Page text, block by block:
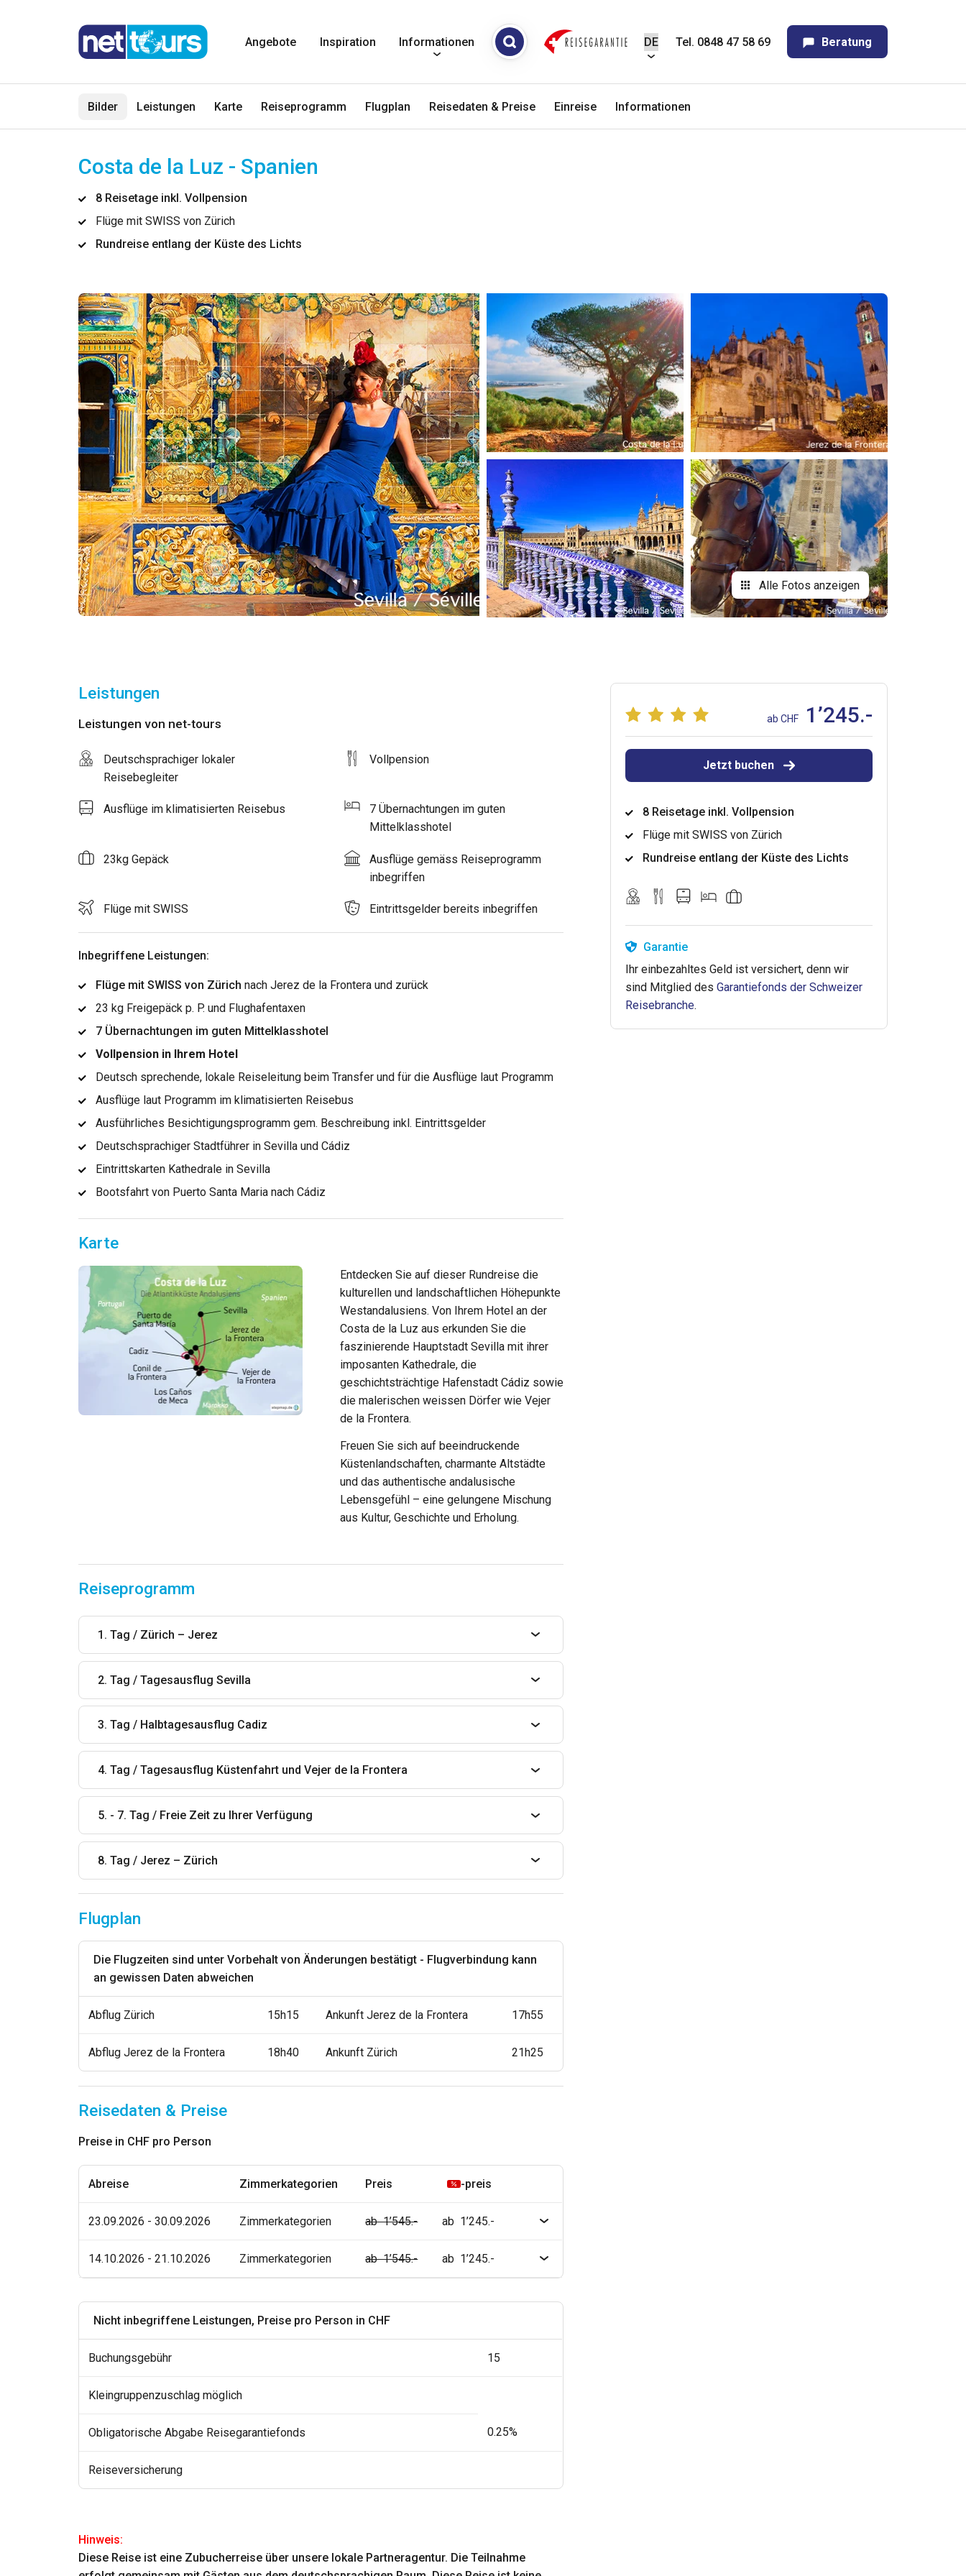
Angebote Inspiration Informationen Tel. 0848 47 58 69 Beratung
Bilder Leistungen Karte Reiseprogramm Flugplan Reisedaten & Preise Einreise Informationen
Costa de la Luz - Spanien
8 Reisetage inkl. Vollpension
Flüge mit SWISS von Zürich
Rundreise entlang der Küste des Lichts
Alle Fotos anzeigen
Leistungen
Leistungen von net-tours
Deutschsprachiger lokaler
Reisebegleiter
Vollpension
Ausflüge im klimatisierten Reisebus
7 Übernachtungen im guten
Mittelklasshotel
23kg Gepäck
Ausflüge gemäss Reiseprogramm
inbegriffen
Flüge mit SWISS Eintrittsgelder bereits inbegriffen
Inbegriffene Leistungen:
Flüge mit SWISS von Zürich nach Jerez de la Frontera und zurück
23 kg Freigepäck p. P. und Flughafentaxen
7 Übernachtungen im guten Mittelklasshotel
Vollpension in Ihrem Hotel
Deutsch sprechende, lokale Reiseleitung beim Transfer und für die Ausflüge laut Programm
Ausflüge laut Programm im klimatisierten Reisebus
Ausführliches Besichtigungsprogramm gem. Beschreibung inkl. Eintrittsgelder
Deutschsprachiger Stadtführer in Sevilla und Cádiz
Eintrittskarten Kathedrale in Sevilla
Bootsfahrt von Puerto Santa Maria nach Cádiz
Karte
Entdecken Sie auf dieser Rundreise die
kulturellen und landschaftlichen Höhepunkte
Westandalusiens. Von Ihrem Hotel an der
Costa de la Luz aus erkunden Sie die
faszinierende Hauptstadt Sevillamit ihrer
imposanten Kathedrale, die
geschichtsträchtige Hafenstadt Cádiz sowie
die malerischen weissen Dörfer wie Vejer
de la Frontera.
Freuen Sie sich auf beeindruckende
Küstenlandschaften, charmante Altstädte
und das authentische andalusische
Lebensgefühl – eine gelungene Mischung
aus Kultur, Geschichte und Erholung.
Reiseprogramm
1. Tag / Zürich – Jerez
2. Tag / Tagesausflug Sevilla
3. Tag / Halbtagesausflug Cadiz
4. Tag / Tagesausflug Küstenfahrt und Vejer de la Frontera
5. - 7. Tag / Freie Zeit zu Ihrer Verfügung
8. Tag / Jerez – Zürich
Flugplan
Die Flugzeiten sind unter Vorbehalt von Änderungen bestätigt - Flugverbindung kann
an gewissen Daten abweichen
Abflug Zürich 15h15 Ankunft Jerez de la Frontera 17h55
Abflug Jerez de la Frontera 18h40 Ankunft Zürich 21h25
Reisedaten & Preise
Preise in CHF pro Person
Abreise Zimmerkategorien Preis -preis
23.09.2026 - 30.09.2026 Zimmerkategorien ab 1’545.- ab 1’245.-
14.10.2026 - 21.10.2026 Zimmerkategorien ab 1’545.- ab 1’245.-
Nicht inbegriffene Leistungen, Preise pro Person in CHF
Buchungsgebühr 15
Kleingruppenzuschlag möglich
Obligatorische Abgabe Reisegarantiefonds 0.25%
Reiseversicherung
Hinweis:
Diese Reise ist eine Zubucherreise über unsere lokale Partneragentur. Die Teilnahme
ab CHF 1’245.-
Jetzt buchen
8 Reisetage inkl. Vollpension
Flüge mit SWISS von Zürich
Rundreise entlang der Küste des Lichts
Garantie
Ihr einbezahltes Geld ist versichert, denn wir
sind Mitglied des Garantiefonds der Schweizer
Reisebranche.